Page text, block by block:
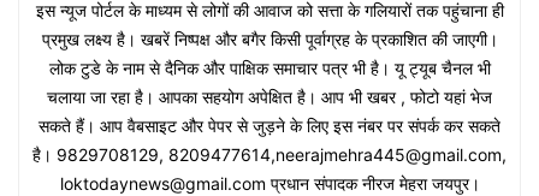
इस न्यूज पोर्टल के माध्यम से लोगों की आवाज को सत्ता के गलियारों तक पहुंचाना ही
प्रमुख लक्ष्य है। खबरें निष्पक्ष और बगैर किसी पूर्वाग्रह के प्रकाशित की जाएगी।
लोक टुडे के नाम से दैनिक और पाक्षिक समाचार पत्र भी है। यू ट्यूब चैनल भी
चलाया जा रहा है। आपका सहयोग अपेक्षित है। आप भी खबर , फोटो यहां भेज
सकते हैं। आप वैबसाइट और पेपर से जुड़ने के लिए इस नंबर पर संपर्क कर सकते
है। 9829708129, 8209477614,neerajmehra445@gmail.com,
loktodaynews@gmail.com प्रधान संपादक नीरज मेहरा जयपुर।